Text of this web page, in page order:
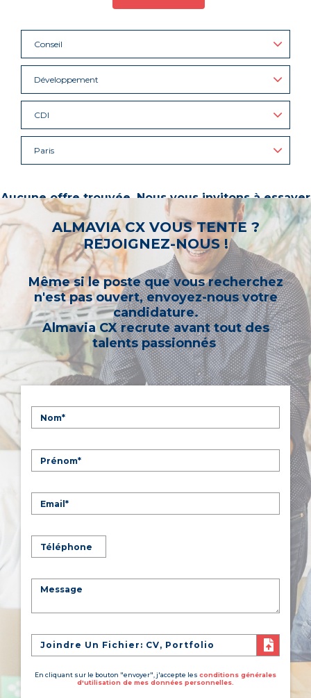
Conseil
Développement
CDI
Paris
Aucune offre trouvée. Nous vous invitons à essayer
d’autres mots-clés ou à sélectionner un « métier ».
ALMAVIA CX VOUS TENTE ?
REJOIGNEZ-NOUS !
Même si le poste que vous recherchez
n'est pas ouvert, envoyez-nous votre
candidature.
Almavia CX recrute avant tout des
talents passionnés
Joindre Un Fichier: CV, Portfolio
En cliquant sur le bouton "envoyer", j'accepte les conditions générales
d'utilisation de mes données personnelles.